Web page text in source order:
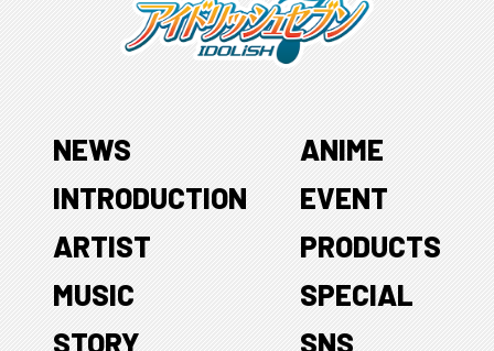
NEWS
INTRODUCTION
ARTIST
MUSIC
STORY
ANIME
EVENT
PRODUCTS
SPECIAL
SNS